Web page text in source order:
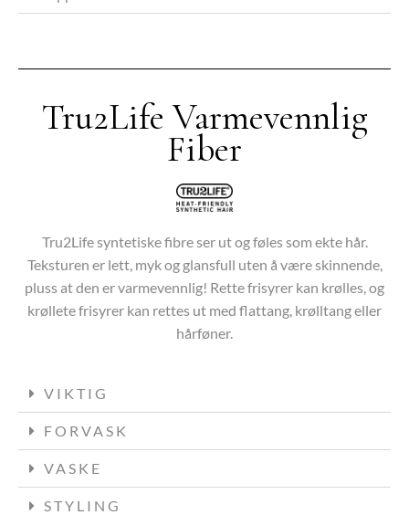
Tru2Life Varmevennlig
Fiber
Tru2Life syntetiske fibre ser ut og føles som ekte hår.
Teksturen er lett, myk og glansfull uten å være skinnende,
pluss at den er varmevennlig! Rette frisyrer kan krølles, og
krøllete frisyrer kan rettes ut med flattang, krølltang eller
hårføner.
VIKTIG
FORVASK
VASKE
STYLING